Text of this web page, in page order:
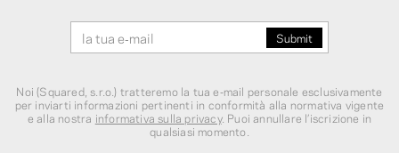
Noi (Squared, s.r.o.) tratteremo la tua e‑mail personale esclusivamente
per inviarti informazioni pertinenti in conformità alla normativa vigente
e alla nostra informativa sulla privacy. Puoi annullare l’iscrizione in
qualsiasi momento.